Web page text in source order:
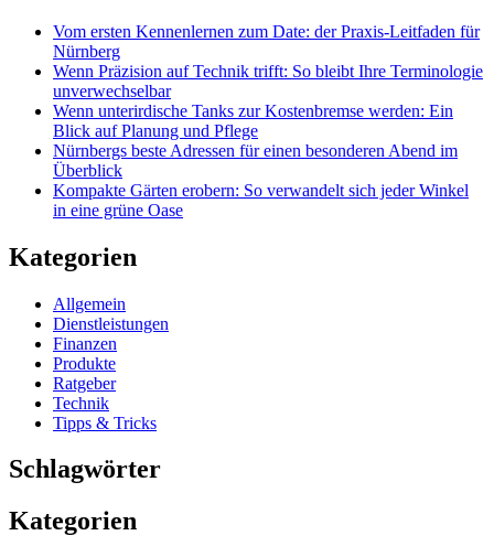
Vom ersten Kennenlernen zum Date: der Praxis-Leitfaden für
Nürnberg
Wenn Präzision auf Technik trifft: So bleibt Ihre Terminologie
unverwechselbar
Wenn unterirdische Tanks zur Kostenbremse werden: Ein
Blick auf Planung und Pflege
Nürnbergs beste Adressen für einen besonderen Abend im
Überblick
Kompakte Gärten erobern: So verwandelt sich jeder Winkel
in eine grüne Oase
Kategorien
Allgemein
Dienstleistungen
Finanzen
Produkte
Ratgeber
Technik
Tipps & Tricks
Schlagwörter
Kategorien